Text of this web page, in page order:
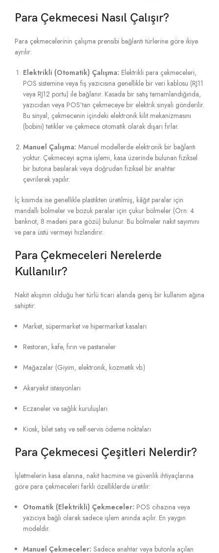
Para Çekmecesi Nasıl Çalışır?
Para çekmecelerinin çalışma prensibi bağlantı türlerine göre ikiye
ayrılır:
Elektrikli (Otomatik) Çalışma: Elektrikli para çekmeceleri,
POS sistemine veya fiş yazıcısına genellikle bir veri kablosu (RJ11
veya RJ12 portu) ile bağlanır. Kasada bir satış tamamlandığında,
yazıcıdan veya POS’tan çekmeceye bir elektrik sinyali gönderilir.
Bu sinyal, çekmecenin içindeki elektronik kilit mekanizmasını
(bobini) tetikler ve çekmece otomatik olarak dışarı fırlar.
Manuel Çalışma: Manuel modellerde elektronik bir bağlantı
yoktur. Çekmeceyi açma işlemi, kasa üzerinde bulunan fiziksel
bir butona basılarak veya doğrudan fiziksel bir anahtar
çevrilerek yapılır.
İç kısımda ise genellikle plastikten üretilmiş, kâğıt paralar için
mandallı bölmeler ve bozuk paralar için çukur bölmeler (Örn: 4
banknot, 8 madeni para gözü) bulunur. Bu bölmeler nakit sayımını
ve para üstü vermeyi hızlandırır.
Para Çekmeceleri Nerelerde
Kullanılır?
Nakit akışının olduğu her türlü ticari alanda geniş bir kullanım ağına
sahiptir:
Market, süpermarket ve hipermarket kasaları
Restoran, kafe, fırın ve pastaneler
Mağazalar (Giyim, elektronik, kozmetik vb.)
Akaryakıt istasyonları
Eczaneler ve sağlık kuruluşları
Kiosk, bilet satış ve self-servis ödeme noktaları
Para Çekmecesi Çeşitleri Nelerdir?
İşletmelerin kasa alanına, nakit hacmine ve güvenlik ihtiyaçlarına
göre para çekmeceleri farklı özelliklerde üretilir:
Otomatik (Elektrikli) Çekmeceler: POS cihazına veya
yazıcıya bağlı olarak sadece işlem anında açılır. En yaygın
modeldir.
Manuel Çekmeceler: Sadece anahtar veya butonla açılan